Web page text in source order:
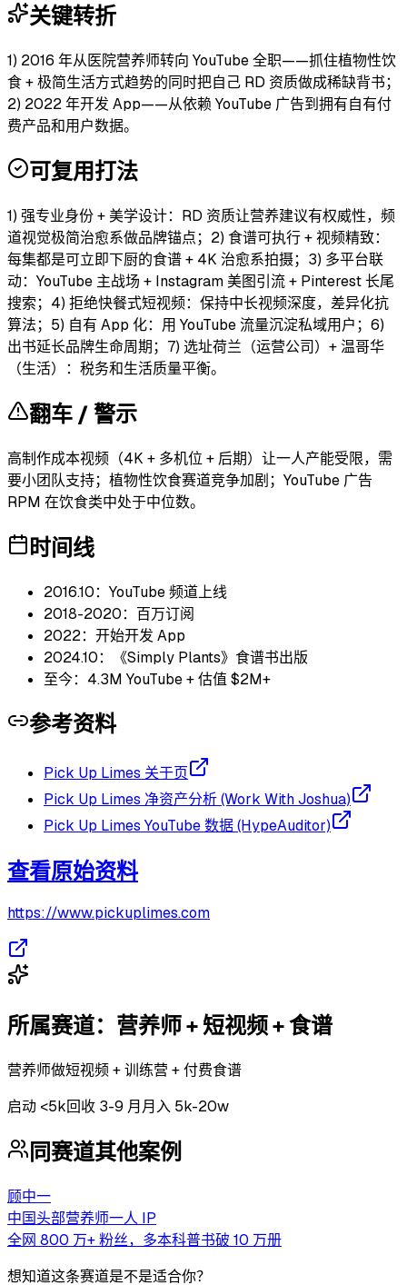
关键转折
1) 2016 年从医院营养师转向 YouTube 全职——抓住植物性饮
食 + 极简生活方式趋势的同时把自己 RD 资质做成稀缺背书；
2) 2022 年开发 App——从依赖 YouTube 广告到拥有自有付
费产品和用户数据。
可复用打法
1) 强专业身份 + 美学设计：RD 资质让营养建议有权威性，频
道视觉极简治愈系做品牌锚点；2) 食谱可执行 + 视频精致：
每集都是可立即下厨的食谱 + 4K 治愈系拍摄；3) 多平台联
动：YouTube 主战场 + Instagram 美图引流 + Pinterest 长尾
搜索；4) 拒绝快餐式短视频：保持中长视频深度，差异化抗
算法；5) 自有 App 化：用 YouTube 流量沉淀私域用户；6)
出书延长品牌生命周期；7) 选址荷兰（运营公司）+ 温哥华
（生活）：税务和生活质量平衡。
翻车 / 警示
高制作成本视频（4K + 多机位 + 后期）让一人产能受限，需
要小团队支持；植物性饮食赛道竞争加剧；YouTube 广告
RPM 在饮食类中处于中位数。
时间线
2016.10：YouTube 频道上线
2018-2020：百万订阅
2022：开始开发 App
2024.10：《Simply Plants》食谱书出版
至今：4.3M YouTube + 估值 $2M+
参考资料
Pick Up Limes 关于页
Pick Up Limes 净资产分析 (Work With Joshua)
Pick Up Limes YouTube 数据 (HypeAuditor)
查看原始资料
https://www.pickuplimes.com
所属赛道： 营养师 + 短视频 + 食谱
营养师做短视频 + 训练营 + 付费食谱
启动 <5k回收 3-9 月 月入 5k-20w
同赛道其他案例
顾中一
中国头部营养师一人 IP
全网 800 万+ 粉丝，多本科普书破 10 万册
想知道这条赛道是不是适合你？